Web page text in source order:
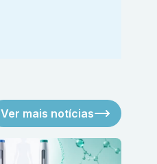
Ver mais notícias